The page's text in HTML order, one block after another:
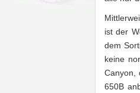
ist der
dem
keine
Canyon,
650B